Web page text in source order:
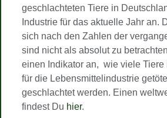
geschlachteten Tiere in
Industrie für das aktuelle Jahr an.
sich nach den Zahlen der
sind nicht als absolut zu
einen Indikator an, wie viele Tiere
für die Lebensmittelindustrie
geschlachtet werden. Einen
findest Du hier.